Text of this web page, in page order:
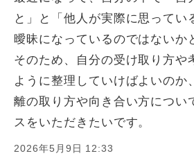
と」と「他人が実際に思ってい
曖昧になっているのではないか
そのため、自分の受け取り方や
ように整理していけばよいのか
離の取り方や向き合い方につい
スをいただきたいです。
2026年5月9日 12:33